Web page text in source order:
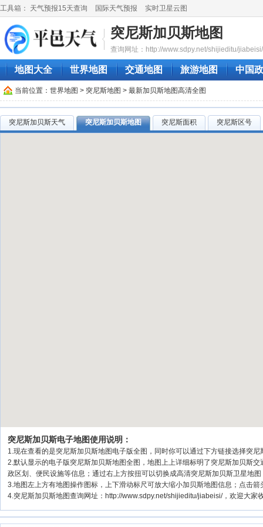
工具箱： 天气预报15天查询 国际天气预报 实时卫星云图
突尼斯加贝斯地图
查询网址：http://www.sdpy.net/shijieditu/jiabeisi/
地图大全 世界地图 交通地图 旅游地图 中国
当前位置： 世界地图 > 突尼斯地图 > 最新加贝斯地图高清全图
突尼斯加贝斯天气 突尼斯加贝斯地图 突尼斯面积 突尼斯区号
突尼斯加贝斯电子地图使用说明：
1.现在查看的是突尼斯加贝斯地图电子版全图，同时你可以通过下方链接选择突
2.默认显示的电子版突尼斯加贝斯地图全图，地图上上详细标明了突尼斯加贝斯
政区划、便民设施等信息；通过右上方按扭可以切换成高清突尼斯加贝斯卫星地图
3.地图左上方有地图操作图标，上下滑动标尺可放大缩小加贝斯地图信息；点击
4.突尼斯加贝斯地图查询网址：http://www.sdpy.net/shijieditu/jiabeisi/，欢迎大家